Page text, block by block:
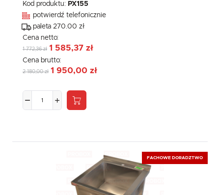
Kod produktu: PX155
potwierdź telefonicznie
paleta 270.00 zł
Cena netto:
1 772,36 zł 1 585,37 zł
Cena brutto:
2 180,00 zł 1 950,00 zł
FACHOWE DORADZTWO